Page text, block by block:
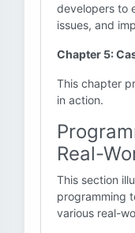
developers to
issues, and
Chapter 5:
This chapter
in action.
Real-
This section
programming
various real-